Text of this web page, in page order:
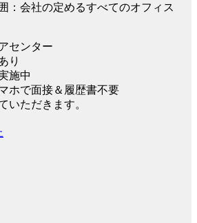
：会社の定めるすべてのオフィス
センター
り
施中
ホで面接＆履歴書不要
いただきます。